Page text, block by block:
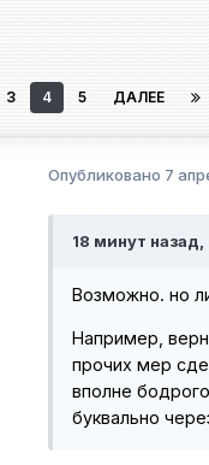
3 4 5 ДАЛЕЕ
Опубликовано 7
18 минут назад,
Возможно. но
Например,
прочих мер
вполне
буквально